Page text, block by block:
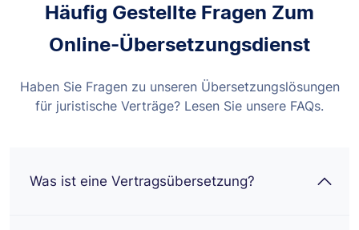
Häufig Gestellte Fragen Zum
Online-Übersetzungsdienst
Haben Sie Fragen zu unseren Übersetzungslösungen
für juristische Verträge? Lesen Sie unsere FAQs.
Was ist eine Vertragsübersetzung?